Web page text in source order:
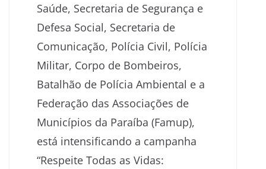
Saúde, Secretaria de Segurança e
Defesa Social, Secretaria de
Comunicação, Polícia Civil, Polícia
Militar, Corpo de Bombeiros,
Batalhão de Polícia Ambiental e a
Federação das Associações de
Municípios da Paraíba (Famup),
está intensificando a campanha
“Respeite Todas as Vidas: